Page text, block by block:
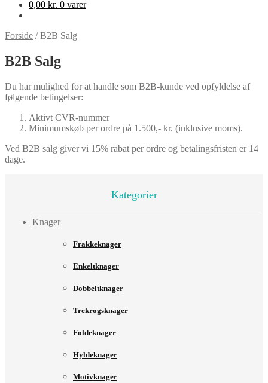
0,00 kr. 0 varer
Forside /B2B Salg
B2B Salg
Du har mulighed for at handle som B2B-kunde ved opfyldelse af
følgende betingelser:
Aktivt CVR-nummer
Minimumskøb per ordre på 1.500,- kr. (inklusive moms).
Ved B2B salg giver vi 15% rabat per ordre og betalingsfristen er 14
dage.
Kategorier
Knager
Frakkeknager
Enkeltknager
Dobbeltknager
Trekrogsknager
Foldeknager
Hyldeknager
Motivknager